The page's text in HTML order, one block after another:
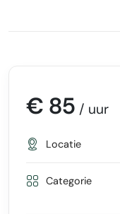
€ 85 / uur
Locatie
Categorie